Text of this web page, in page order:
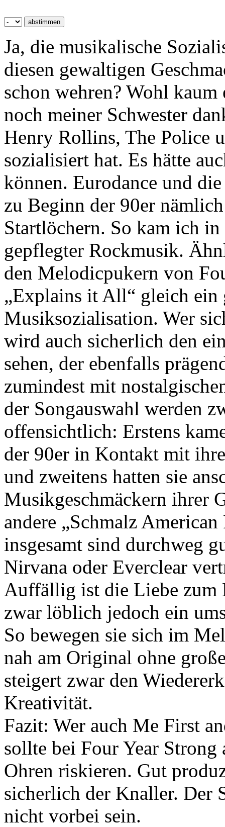
Ja, die musikalische
diesen gewaltigen
schon wehren? Wohl
noch meiner Schwester
Henry Rollins, The Police
sozialisiert hat. Es hätte
können. Eurodance und
zu Beginn der 90er
Startlöchern. So kam ich
gepflegter Rockmusik.
den Melodicpukern von
„Explains it All“ gleich ein
Musiksozialisation. Wer
wird auch sicherlich den
sehen, der ebenfalls
zumindest mit
der Songauswahl werden
offensichtlich: Erstens
der 90er in Kontakt mit
und zweitens hatten sie
Musikgeschmäckern ihrer
andere „Schmalz
insgesamt sind durchweg
Nirvana oder Everclear
Auffällig ist die Liebe zum
zwar löblich jedoch ein
So bewegen sie sich im
nah am Original ohne
steigert zwar den
Kreativität.
Fazit: Wer auch Me First
sollte bei Four Year
Ohren riskieren. Gut
sicherlich der Knaller. Der
nicht vorbei sein.